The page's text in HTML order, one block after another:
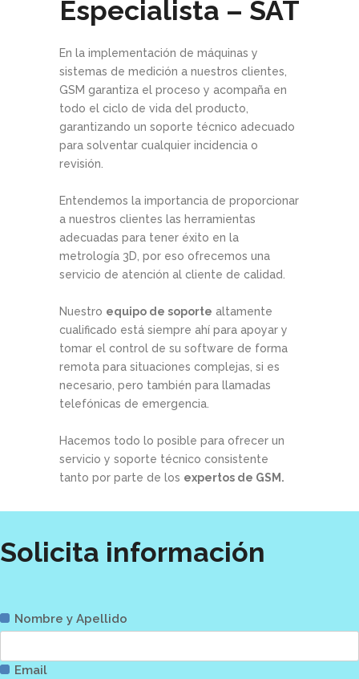
Especialista – SAT
En la implementación de máquinas y
sistemas de medición a nuestros clientes,
GSM garantiza el proceso y acompaña en
todo el ciclo de vida del producto,
garantizando un soporte técnico adecuado
para solventar cualquier incidencia o
revisión.
Entendemos la importancia de proporcionar
a nuestros clientes las herramientas
adecuadas para tener éxito en la
metrología 3D, por eso ofrecemos una
servicio de atención al cliente de calidad.
Nuestro equipo de soporte altamente
cualificado está siempre ahí para apoyar y
tomar el control de su software de forma
remota para situaciones complejas, si es
necesario, pero también para llamadas
telefónicas de emergencia.
Hacemos todo lo posible para ofrecer un
servicio y soporte técnico consistente
tanto por parte de los expertos de GSM.
Solicita información
Nombre y Apellido
Email